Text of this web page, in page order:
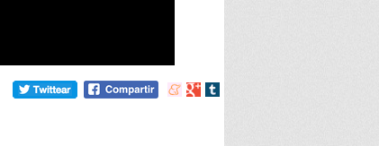
Compartir
Compartir
Compartir